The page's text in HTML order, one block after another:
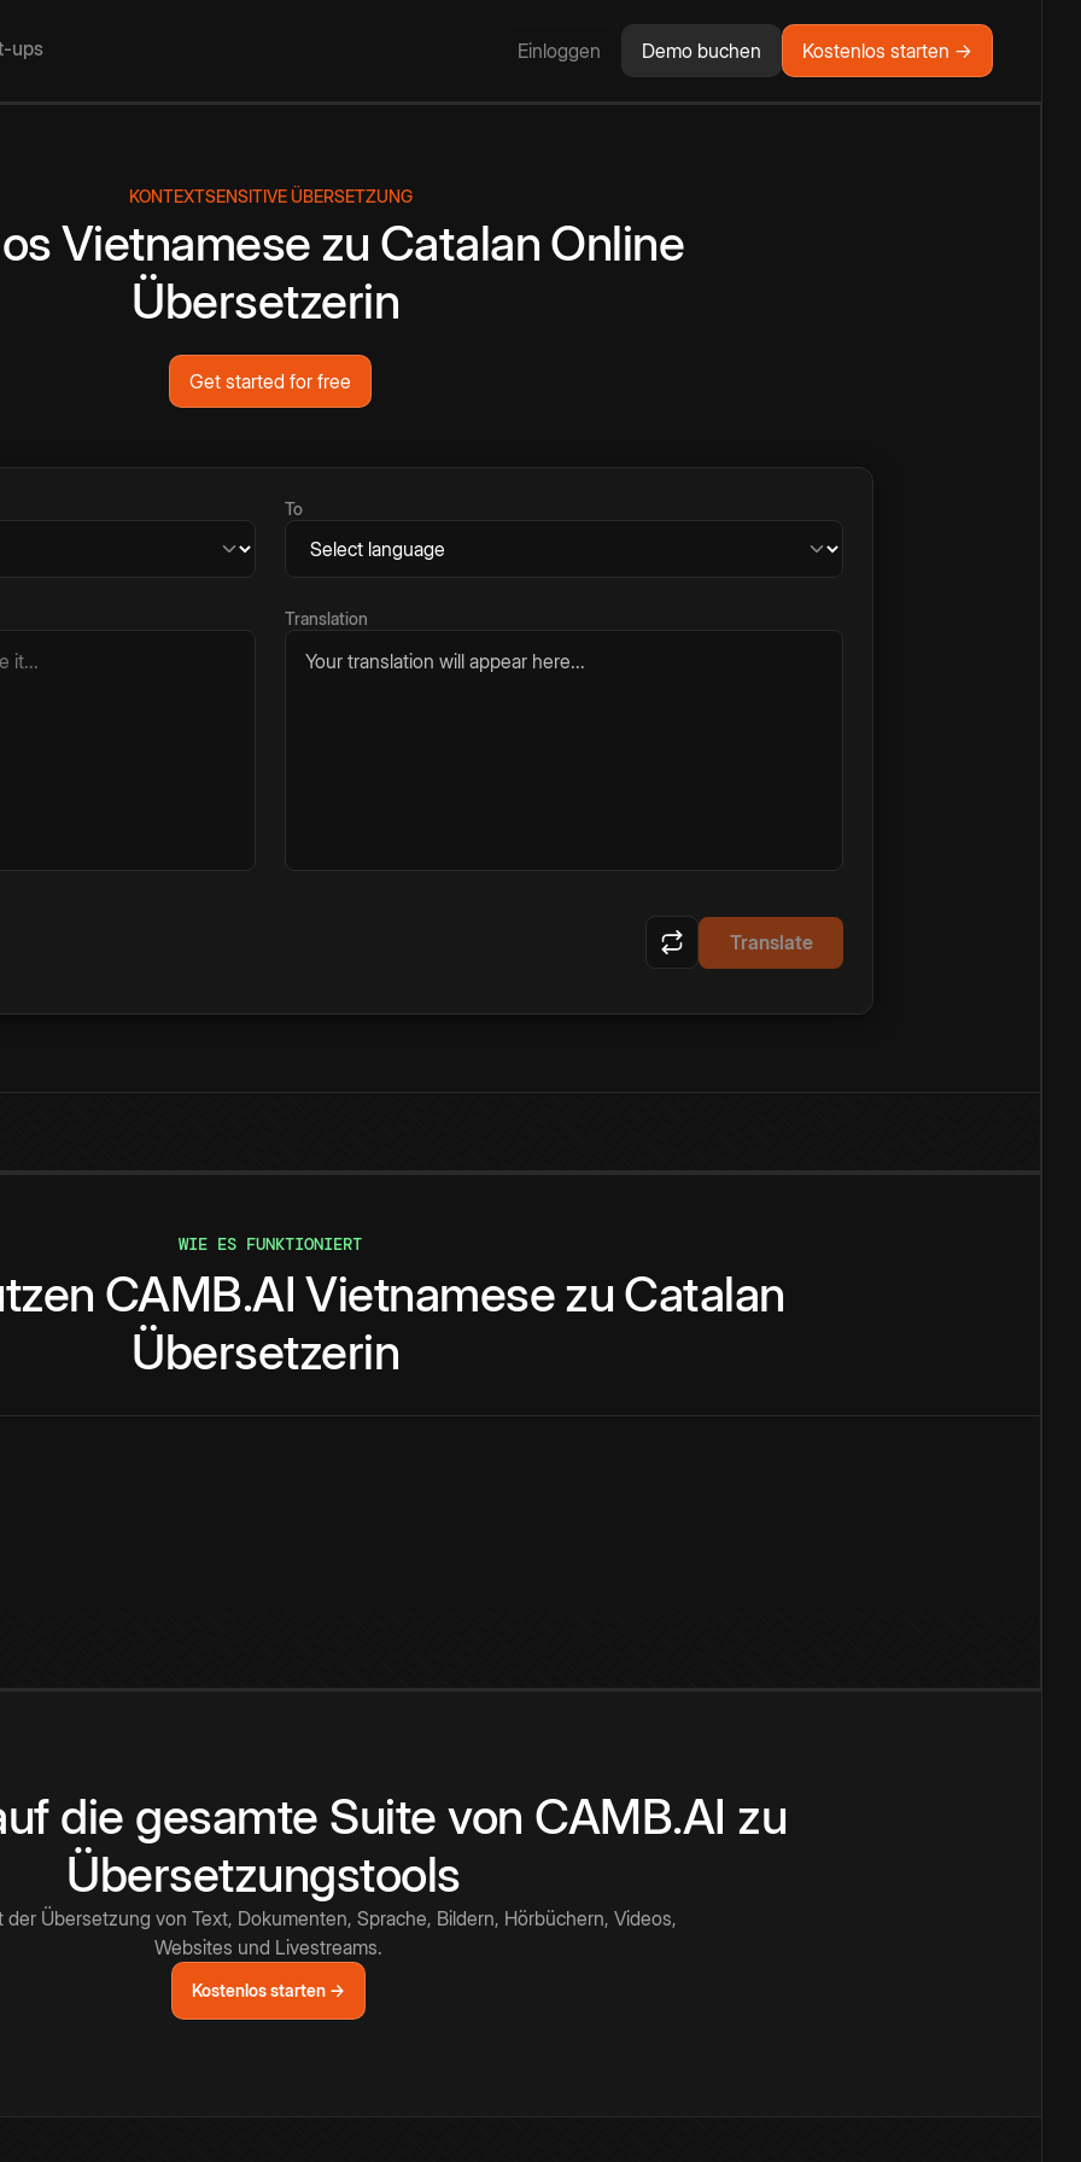
ups Einloggen Demo buchen Kostenlos starten →
KONTEXTSENSITIVE ÜBERSETZUNG
Vietnamese zu Catalan Online
Übersetzerin
Get started for free
To
Translation
Your translation will appear here...
Translate
WIE ES FUNKTIONIERT
CAMB.AI Vietnamesezu Catalan
Übersetzerin
die gesamte Suite von CAMB.AI zu
Übersetzungstools
der Übersetzung von Text, Dokumenten, Sprache, Bildern, Hörbüchern, Videos,
Websites und Livestreams.
Kostenlos starten →